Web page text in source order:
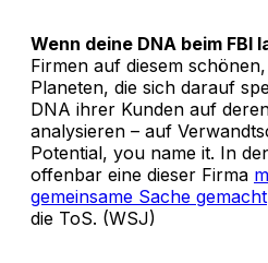
Wenn deine DNA beim FBI
Firmen auf diesem
Planeten, die sich darauf
DNA ihrer Kunden auf
analysieren – auf
Potential, you name it. In
offenbar eine dieser Firma
gemeinsame Sache gemacht
die ToS. (WSJ)